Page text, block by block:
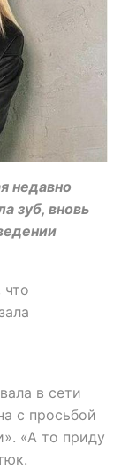
недавно
зуб, вновь
что
в сети
с просьбой
«А то приду